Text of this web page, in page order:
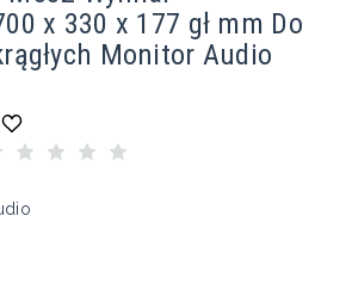
x 330 x 177 gł mm Do
Monitor Audio